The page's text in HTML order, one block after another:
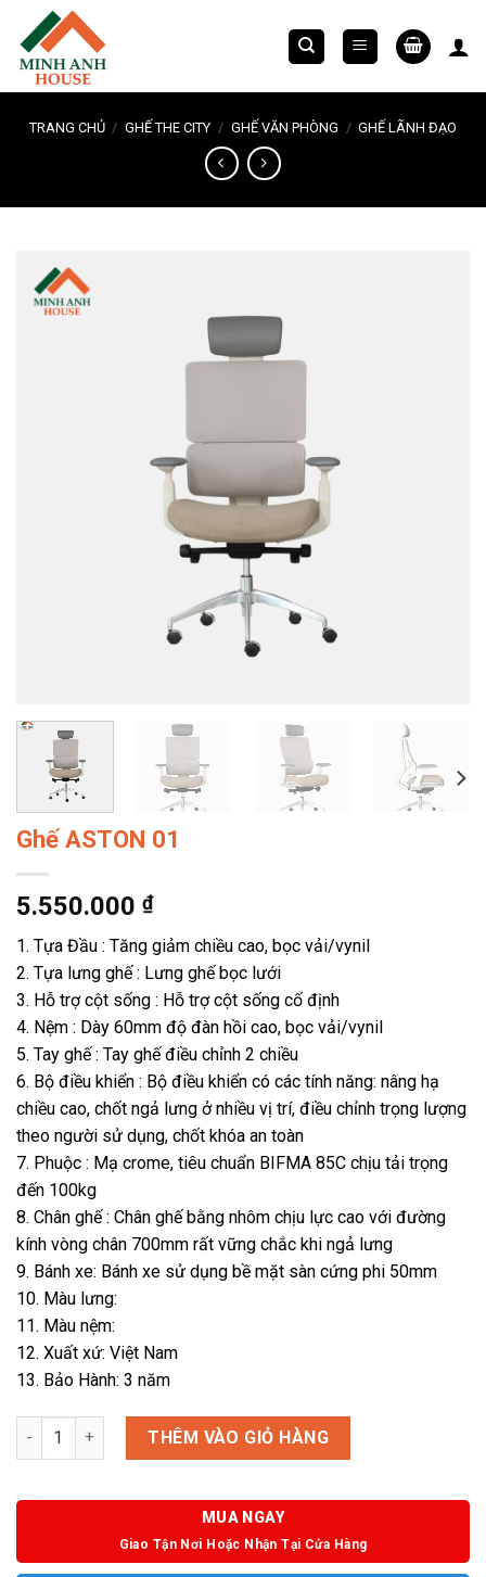
Chuyển
đến
nội
dung
TRANG CHỦ / GHẾ THE CITY / GHẾ VĂN PHÒNG / GHẾ LÃNH ĐẠO
Ghế ASTON 01
5.550.000 ₫
1. Tựa Đầu : Tăng giảm chiều cao, bọc vải/vynil
2. Tựa lưng ghế : Lưng ghế bọc lưới
3. Hỗ trợ cột sống : Hỗ trợ cột sống cố định
4. Nệm : Dày 60mm độ đàn hồi cao, bọc vải/vynil
5. Tay ghế : Tay ghế điều chỉnh 2 chiều
6. Bộ điều khiển : Bộ điều khiển có các tính năng: nâng hạ
chiều cao, chốt ngả lưng ở nhiều vị trí, điều chỉnh trọng lượng
theo người sử dụng, chốt khóa an toàn
7. Phuộc : Mạ crome, tiêu chuẩn BIFMA 85C chịu tải trọng
đến 100kg
8. Chân ghế : Chân ghế bằng nhôm chịu lực cao với đường
kính vòng chân 700mm rất vững chắc khi ngả lưng
9. Bánh xe: Bánh xe sử dụng bề mặt sàn cứng phi 50mm
10. Màu lưng:
11. Màu nệm:
12. Xuất xứ: Việt Nam
13. Bảo Hành: 3 năm
Ghế ASTON 01 số lượngTHÊM VÀO GIỎ HÀNG
MUA NGAY
Giao Tận Nơi Hoặc Nhận Tại Cửa Hàng